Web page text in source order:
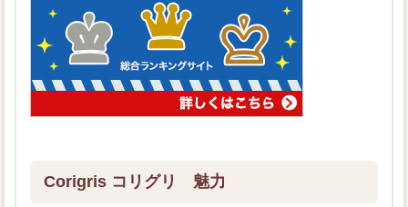
Corigris コリグリ 魅力